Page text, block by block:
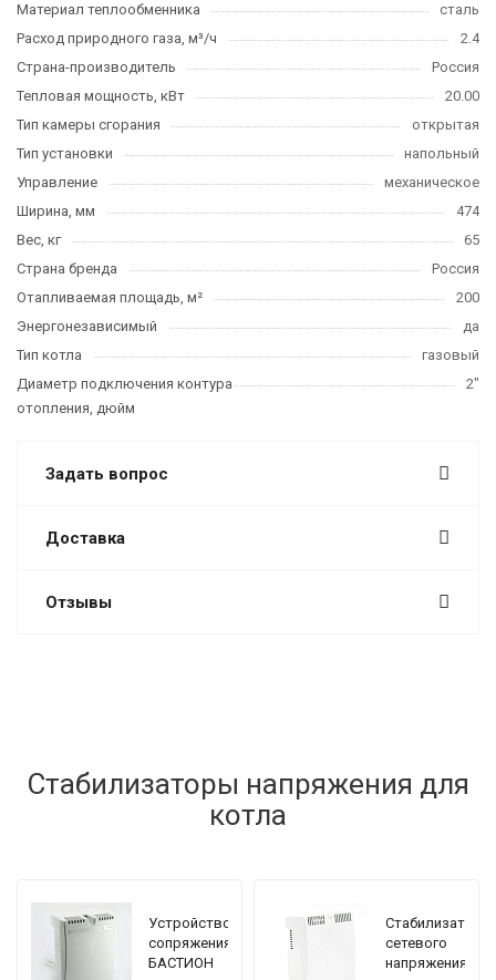
Материал теплообменника
сталь
Расход природного газа, м³/ч
2.4
Страна-производитель
Россия
Тепловая мощность, кВт
20.00
Тип камеры сгорания
открытая
Тип установки
напольный
Управление
механическое
Ширина, мм
474
Вес, кг
65
Страна бренда
Россия
Отапливаемая площадь, м²
200
Энергонезависимый
да
Тип котла
газовый
Диаметр подключения контура
отопления, дюйм
2"
Задать вопрос
Доставка
Отзывы
Стабилизаторы напряжения для
котла
Устройство
сопряжения
БАСТИОН
Стабилизатор
сетевого
напряжения